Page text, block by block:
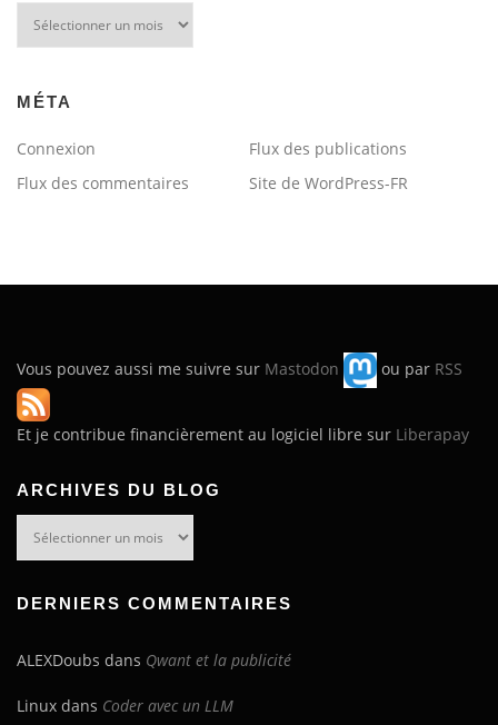
MÉTA
Connexion
Flux des publications
Flux des commentaires
Site de WordPress-FR
Vous pouvez aussi me suivre sur Mastodon ou par RSS
Et je contribue financièrement au logiciel libre sur Liberapay
ARCHIVES DU BLOG
DERNIERS COMMENTAIRES
ALEXDoubs dans Qwant et la publicité
Linux dans Coder avec un LLM